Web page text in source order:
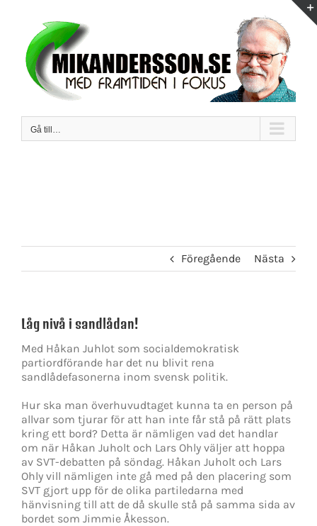
innehållet
Gå till…
Föregående Nästa
Låg nivå i sandlådan!
Med Håkan Juhlot som socialdemokratisk
partiordförande har det nu blivit rena
sandlådefasonerna inom svensk politik.
Hur ska man överhuvudtaget kunna ta en person på
allvar som tjurar för att han inte får stå på rätt plats
kring ett bord? Detta är nämligen vad det handlar
om när Håkan Juholt och Lars Ohly väljer att hoppa
av SVT-debatten på söndag. Håkan Juholt och Lars
Ohly vill nämligen inte gå med på den placering som
SVT gjort upp för de olika partiledarna med
hänvisning till att de då skulle stå på samma sida av
bordet som Jimmie Åkesson.